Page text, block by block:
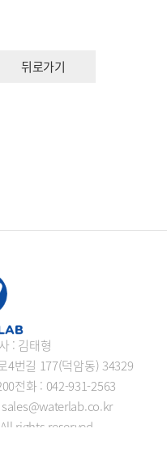
뒤로가기
: 김태형
4번길 177(덕암동) 34329
전화 : 042-931-2563
rights reserved.